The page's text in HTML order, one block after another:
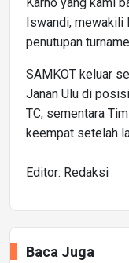
Iswandi, mewakili
penutupan
SAMKOT keluar
Janan Ulu di
TC, sementara
keempat setelah
Editor: Redaksi
Baca Juga